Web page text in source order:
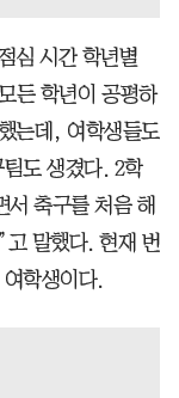
심 시간 학년별
든 학년이 공평하
는데, 여학생들도
도 생겼다. 2학
서 축구를 처음 해
고 말했다. 현재 번
학생이다.